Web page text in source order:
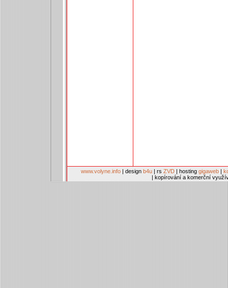
www.volyne.info | design b4u | rs ZVD | hosting gigaweb |
| kopírování a komerční